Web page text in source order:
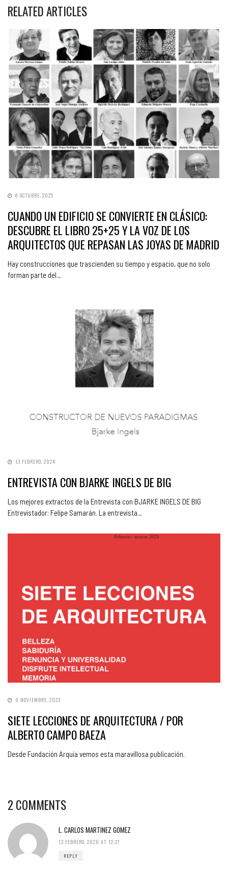
RELATED ARTICLES
8 OCTUBRE, 2025
CUANDO UN EDIFICIO SE CONVIERTE EN CLÁSICO:
DESCUBRE EL LIBRO 25+25 Y LA VOZ DE LOS
ARQUITECTOS QUE REPASAN LAS JOYAS DE MADRID
Hay construcciones que trascienden su tiempo y espacio, que no solo
forman parte del…
13 FEBRERO, 2024
ENTREVISTA CON BJARKE INGELS DE BIG
Los mejores extractos de la Entrevista con BJARKE INGELS DE BIG
Entrevistador: Felipe Samarán. La entrevista…
9 NOVIEMBRE, 2023
SIETE LECCIONES DE ARQUITECTURA / POR
ALBERTO CAMPO BAEZA
Desde Fundación Arquia vemos esta maravillosa publicación.
2 COMMENTS
L. CARLOS MARTINEZ GOMEZ
13 FEBRERO, 2020 AT 12:27
REPLY